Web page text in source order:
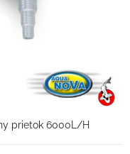
prietok 6000L/H